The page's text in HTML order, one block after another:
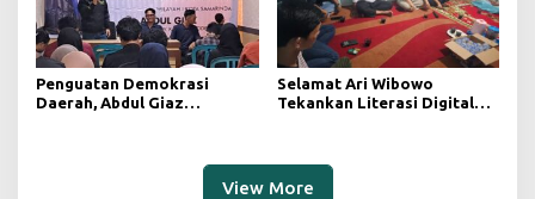
Penguatan Demokrasi
Daerah, Abdul Giaz
Selamat Ari Wibowo
Tekankan Literasi Digital
View More